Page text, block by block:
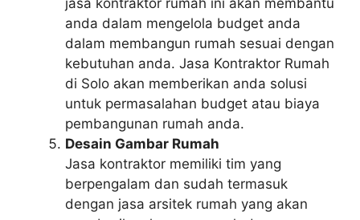
anda dalam mengelola budget anda
dalam membangun rumah sesuai dengan
kebutuhan anda. Jasa Kontraktor Rumah
di Solo akan memberikan anda solusi
untuk permasalahan budget atau biaya
pembangunan rumah anda.
Desain Gambar Rumah
Jasa kontraktor memiliki tim yang
berpengalam dan sudah termasuk
dengan jasa arsitek rumah yang akan